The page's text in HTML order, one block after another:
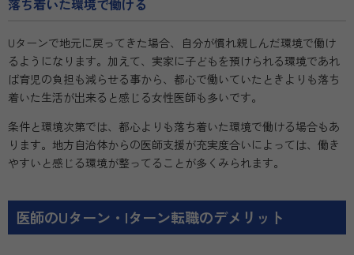
落ち着いた環境で働ける
Uターンで地元に戻ってきた場合、自分が慣れ親しんだ環境で働け
るようになります。加えて、実家に子どもを預けられる環境であれ
ば育児の負担も減らせる事から、都心で働いていたときよりも落ち
着いた生活が出来ると感じる女性医師も多いです。
条件と環境次第では、都心よりも落ち着いた環境で働ける場合もあ
ります。地方自治体からの医師支援が充実度合いによっては、働き
やすいと感じる環境が整ってることが多くみられます。
医師のUターン・Iターン転職のデメリット